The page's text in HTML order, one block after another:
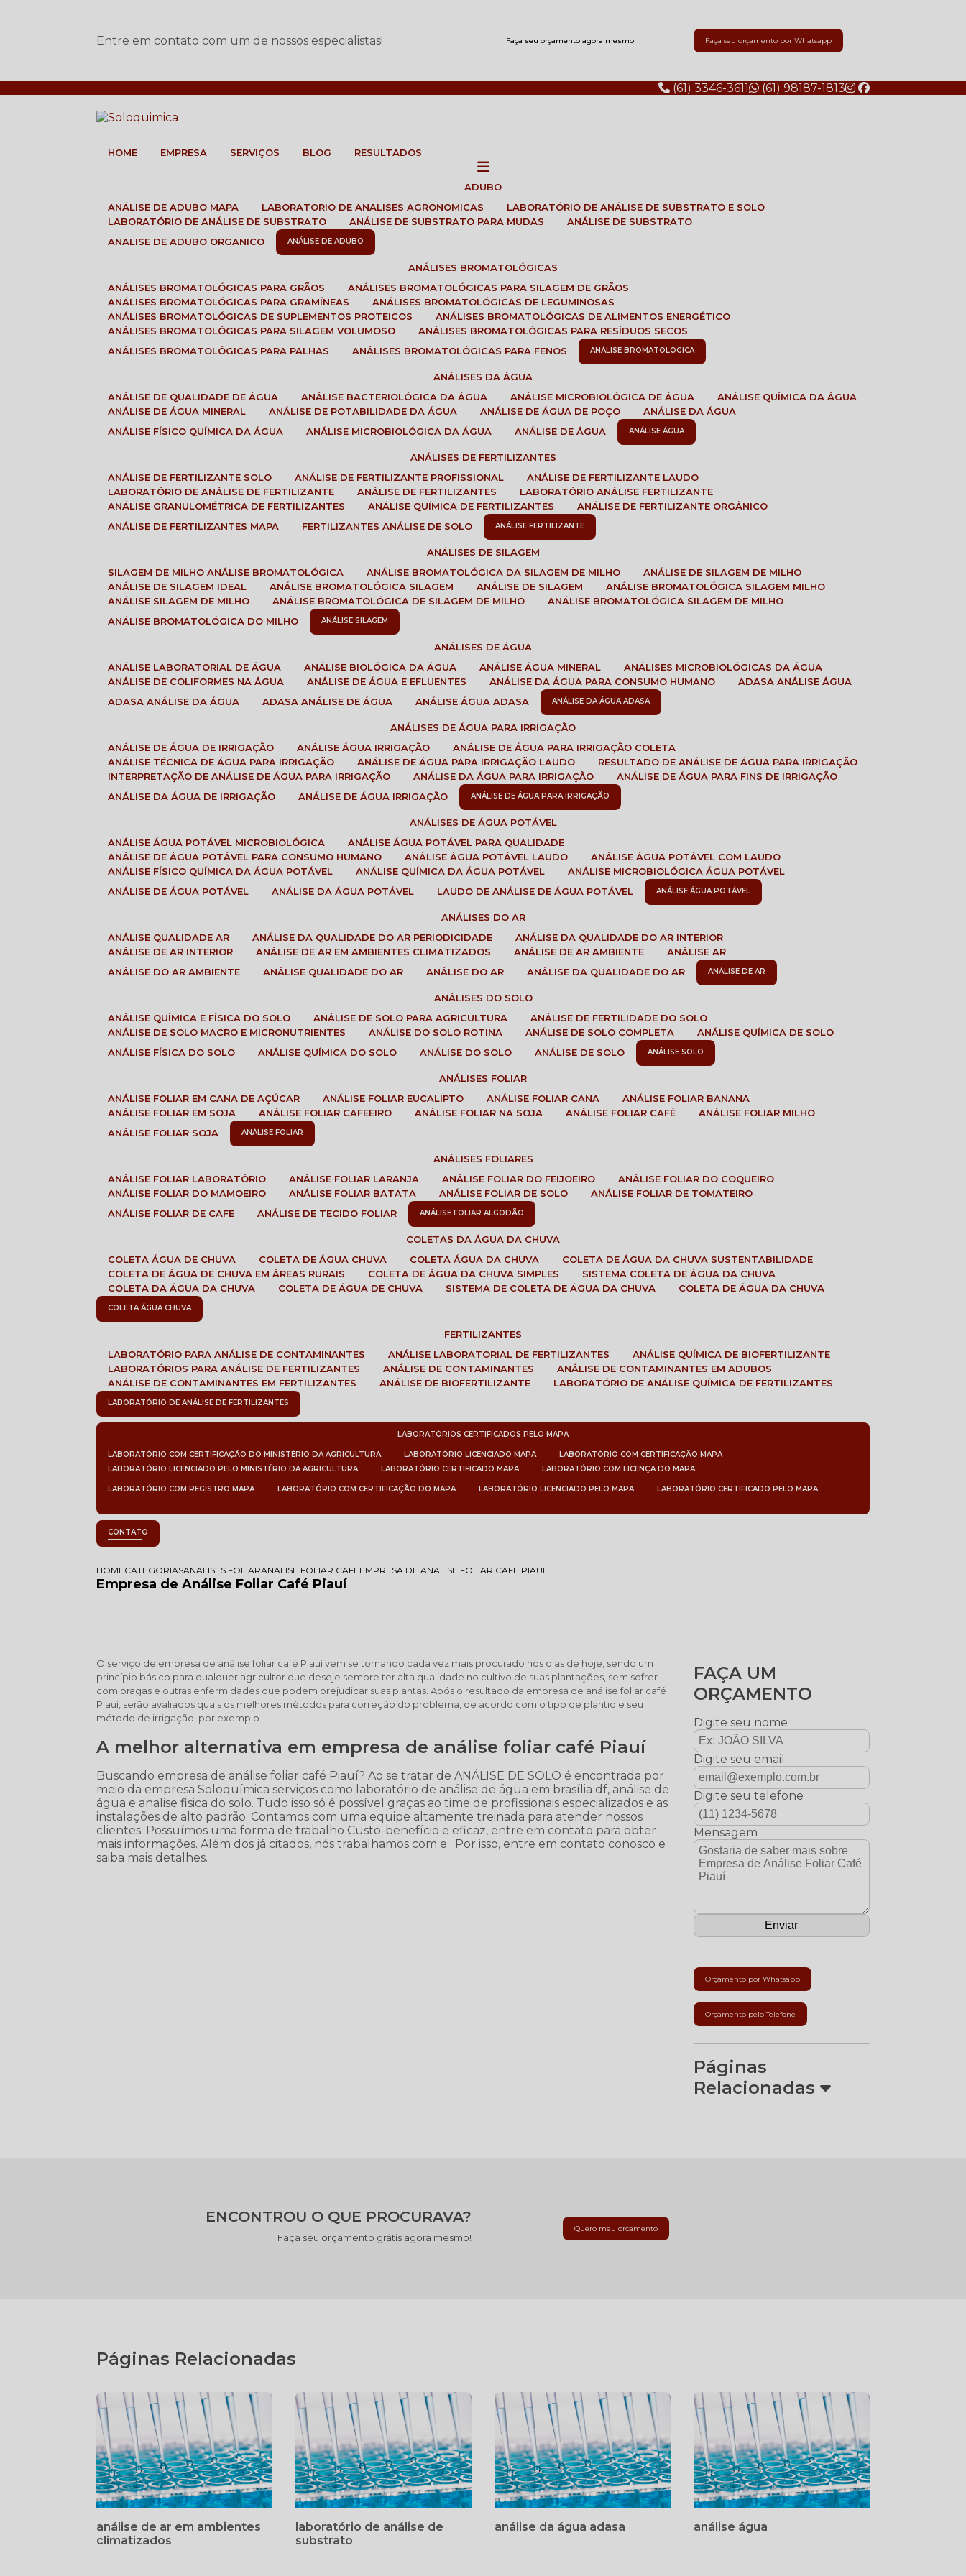
Entre em contato com um de nossos especialistas! Faça seu orçamento agora mesmo Faça seu orçamento por Whatsapp
(61) 3346-3611 (61) 98187-1813
HOME EMPRESA SERVIÇOS BLOG RESULTADOS
ADUBO
ANÁLISE DE ADUBO MAPA
LABORATORIO DE ANALISES AGRONOMICAS
LABORATÓRIO DE ANÁLISE DE SUBSTRATO E SOLO
LABORATÓRIO DE ANÁLISE DE SUBSTRATO
ANÁLISE DE SUBSTRATO PARA MUDAS
ANÁLISE DE SUBSTRATO
ANALISE DE ADUBO ORGANICO
ANÁLISE DE ADUBO
ANÁLISES BROMATOLÓGICAS
ANÁLISES BROMATOLÓGICAS PARA GRÃOS
ANÁLISES BROMATOLÓGICAS PARA SILAGEM DE GRÃOS
ANÁLISES BROMATOLÓGICAS PARA GRAMÍNEAS
ANÁLISES BROMATOLÓGICAS DE LEGUMINOSAS
ANÁLISES BROMATOLÓGICAS DE SUPLEMENTOS PROTEICOS
ANÁLISES BROMATOLÓGICAS DE ALIMENTOS ENERGÉTICO
ANÁLISES BROMATOLÓGICAS PARA SILAGEM VOLUMOSO
ANÁLISES BROMATOLÓGICAS PARA RESÍDUOS SECOS
ANÁLISES BROMATOLÓGICAS PARA PALHAS
ANÁLISES BROMATOLÓGICAS PARA FENOS ANÁLISE BROMATOLÓGICA
ANÁLISES DA ÁGUA
ANÁLISE DE QUALIDADE DE ÁGUA
ANÁLISE BACTERIOLÓGICA DA ÁGUA ANÁLISE MICROBIOLÓGICA DE ÁGUA
ANÁLISE QUÍMICA DA ÁGUA
ANÁLISE DE ÁGUA MINERAL
ANÁLISE DE POTABILIDADE DA ÁGUA ANÁLISE DE ÁGUA DE POÇO
ANÁLISE DA ÁGUA
ANÁLISE FÍSICO QUÍMICA DA ÁGUA
ANÁLISE MICROBIOLÓGICA DA ÁGUA ANÁLISE DE ÁGUA ANÁLISE ÁGUA
ANÁLISES DE FERTILIZANTES
ANÁLISE DE FERTILIZANTE SOLO
ANÁLISE DE FERTILIZANTE PROFISSIONAL
ANÁLISE DE FERTILIZANTE LAUDO
LABORATÓRIO DE ANÁLISE DE FERTILIZANTE
ANÁLISE DE FERTILIZANTES
LABORATÓRIO ANÁLISE FERTILIZANTE
ANÁLISE GRANULOMÉTRICA DE FERTILIZANTES
ANÁLISE QUÍMICA DE FERTILIZANTES
ANÁLISE DE FERTILIZANTE ORGÂNICO
ANÁLISE DE FERTILIZANTES MAPA
FERTILIZANTES ANÁLISE DE SOLO ANÁLISE FERTILIZANTE
ANÁLISES DE SILAGEM
SILAGEM DE MILHO ANÁLISE BROMATOLÓGICA
ANÁLISE BROMATOLÓGICA DA SILAGEM DE MILHO
ANÁLISE DE SILAGEM DE MILHO
ANÁLISE DE SILAGEM IDEAL
ANÁLISE BROMATOLÓGICA SILAGEM ANÁLISE DE SILAGEM
ANÁLISE BROMATOLÓGICA SILAGEM MILHO
ANÁLISE SILAGEM DE MILHO
ANÁLISE BROMATOLÓGICA DE SILAGEM DE MILHO
ANÁLISE BROMATOLÓGICA SILAGEM DE MILHO
ANÁLISE BROMATOLÓGICA DO MILHO
ANÁLISE SILAGEM
ANÁLISES DE ÁGUA
ANÁLISE LABORATORIAL DE ÁGUA
ANÁLISE BIOLÓGICA DA ÁGUA ANÁLISE ÁGUA MINERAL
ANÁLISES MICROBIOLÓGICAS DA ÁGUA
ANÁLISE DE COLIFORMES NA ÁGUA
ANÁLISE DE ÁGUA E EFLUENTES ANÁLISE DA ÁGUA PARA CONSUMO HUMANO
ADASA ANÁLISE ÁGUA
ADASA ANÁLISE DA ÁGUA
ADASA ANÁLISE DE ÁGUA ANÁLISE ÁGUA ADASA ANÁLISE DA ÁGUA ADASA
ANÁLISES DE ÁGUA PARA IRRIGAÇÃO
ANÁLISE DE ÁGUA DE IRRIGAÇÃO
ANÁLISE ÁGUA IRRIGAÇÃO
ANÁLISE DE ÁGUA PARA IRRIGAÇÃO COLETA
ANÁLISE TÉCNICA DE ÁGUA PARA IRRIGAÇÃO
ANÁLISE DE ÁGUA PARA IRRIGAÇÃO LAUDO
RESULTADO DE ANÁLISE DE ÁGUA PARA IRRIGAÇÃO
INTERPRETAÇÃO DE ANÁLISE DE ÁGUA PARA IRRIGAÇÃO
ANÁLISE DA ÁGUA PARA IRRIGAÇÃO
ANÁLISE DE ÁGUA PARA FINS DE IRRIGAÇÃO
ANÁLISE DA ÁGUA DE IRRIGAÇÃO
ANÁLISE DE ÁGUA IRRIGAÇÃO ANÁLISE DE ÁGUA PARA IRRIGAÇÃO
ANÁLISES DE ÁGUA POTÁVEL
ANÁLISE ÁGUA POTÁVEL MICROBIOLÓGICA
ANÁLISE ÁGUA POTÁVEL PARA QUALIDADE
ANÁLISE DE ÁGUA POTÁVEL PARA CONSUMO HUMANO
ANÁLISE ÁGUA POTÁVEL LAUDO
ANÁLISE ÁGUA POTÁVEL COM LAUDO
ANÁLISE FÍSICO QUÍMICA DA ÁGUA POTÁVEL
ANÁLISE QUÍMICA DA ÁGUA POTÁVEL
ANÁLISE MICROBIOLÓGICA ÁGUA POTÁVEL
ANÁLISE DE ÁGUA POTÁVEL
ANÁLISE DA ÁGUA POTÁVEL LAUDO DE ANÁLISE DE ÁGUA POTÁVEL ANÁLISE ÁGUA POTÁVEL
ANÁLISES DO AR
ANÁLISE QUALIDADE AR
ANÁLISE DA QUALIDADE DO AR PERIODICIDADE
ANÁLISE DA QUALIDADE DO AR INTERIOR
ANÁLISE DE AR INTERIOR
ANÁLISE DE AR EM AMBIENTES CLIMATIZADOS ANÁLISE DE AR AMBIENTE
ANÁLISE AR
ANÁLISE DO AR AMBIENTE
ANÁLISE QUALIDADE DO AR ANÁLISE DO AR ANÁLISE DA QUALIDADE DO AR ANÁLISE DE AR
ANÁLISES DO SOLO
ANÁLISE QUÍMICA E FÍSICA DO SOLO
ANÁLISE DE SOLO PARA AGRICULTURA
ANÁLISE DE FERTILIDADE DO SOLO
ANÁLISE DE SOLO MACRO E MICRONUTRIENTES
ANÁLISE DO SOLO ROTINA ANÁLISE DE SOLO COMPLETA
ANÁLISE QUÍMICA DE SOLO
ANÁLISE FÍSICA DO SOLO
ANÁLISE QUÍMICA DO SOLO ANÁLISE DO SOLO ANÁLISE DE SOLO ANÁLISE SOLO
ANÁLISES FOLIAR
ANÁLISE FOLIAR EM CANA DE AÇÚCAR
ANÁLISE FOLIAR EUCALIPTO ANÁLISE FOLIAR CANA
ANÁLISE FOLIAR BANANA
ANÁLISE FOLIAR EM SOJA
ANÁLISE FOLIAR CAFEEIRO ANÁLISE FOLIAR NA SOJA ANÁLISE FOLIAR CAFÉ
ANÁLISE FOLIAR MILHO
ANÁLISE FOLIAR SOJA
ANÁLISE FOLIAR
ANÁLISES FOLIARES
ANÁLISE FOLIAR LABORATÓRIO
ANÁLISE FOLIAR LARANJA ANÁLISE FOLIAR DO FEIJOEIRO
ANÁLISE FOLIAR DO COQUEIRO
ANÁLISE FOLIAR DO MAMOEIRO
ANÁLISE FOLIAR BATATA ANÁLISE FOLIAR DE SOLO
ANÁLISE FOLIAR DE TOMATEIRO
ANÁLISE FOLIAR DE CAFE
ANÁLISE DE TECIDO FOLIAR ANÁLISE FOLIAR ALGODÃO
COLETAS DA ÁGUA DA CHUVA
COLETA ÁGUA DE CHUVA
COLETA DE ÁGUA CHUVA COLETA ÁGUA DA CHUVA
COLETA DE ÁGUA DA CHUVA SUSTENTABILIDADE
COLETA DE ÁGUA DE CHUVA EM ÁREAS RURAIS
COLETA DE ÁGUA DA CHUVA SIMPLES
SISTEMA COLETA DE ÁGUA DA CHUVA
COLETA DA ÁGUA DA CHUVA
COLETA DE ÁGUA DE CHUVA SISTEMA DE COLETA DE ÁGUA DA CHUVA COLETA DE ÁGUA DA CHUVA
COLETA ÁGUA CHUVA
FERTILIZANTES
LABORATÓRIO PARA ANÁLISE DE CONTAMINANTES
ANÁLISE LABORATORIAL DE FERTILIZANTES
ANÁLISE QUÍMICA DE BIOFERTILIZANTE
LABORATÓRIOS PARA ANÁLISE DE FERTILIZANTES
ANÁLISE DE CONTAMINANTES
ANÁLISE DE CONTAMINANTES EM ADUBOS
ANÁLISE DE CONTAMINANTES EM FERTILIZANTES
ANÁLISE DE BIOFERTILIZANTE LABORATÓRIO DE ANÁLISE QUÍMICA DE FERTILIZANTES
LABORATÓRIO DE ANÁLISE DE FERTILIZANTES
LABORATÓRIOS CERTIFICADOS PELO MAPA
LABORATÓRIO COM CERTIFICAÇÃO DO MINISTÉRIO DA AGRICULTURA LABORATÓRIO LICENCIADO MAPA
LABORATÓRIO COM CERTIFICAÇÃO MAPA
LABORATÓRIO LICENCIADO PELO MINISTÉRIO DA AGRICULTURA
LABORATÓRIO CERTIFICADO MAPA LABORATÓRIO COM LICENÇA DO MAPA
LABORATÓRIO COM REGISTRO MAPA LABORATÓRIO COM CERTIFICAÇÃO DO MAPA LABORATÓRIO LICENCIADO PELO MAPA LABORATÓRIO CERTIFICADO PELO MAPA
CONTATO
HOMECATEGORIASANALISES FOLIARANALISE FOLIAR CAFEEMPRESA DE ANALISE FOLIAR CAFE PIAUI
Empresa de Análise Foliar Café Piauí
O serviço de empresa de análise foliar café Piauí vem se tornando cada vez mais procurado nos dias de hoje, sendo um
princípio básico para qualquer agricultor que deseje sempre ter alta qualidade no cultivo de suas plantações, sem sofrer
com pragas e outras enfermidades que podem prejudicar suas plantas. Após o resultado da empresa de análise foliar café
Piauí, serão avaliados quais os melhores métodos para correção do problema, de acordo com o tipo de plantio e seu
método de irrigação, por exemplo.
A melhor alternativa em empresa de análise foliar café Piauí
Buscando empresa de análise foliar café Piauí? Ao se tratar de ANÁLISE DE SOLO é encontrada por
meio da empresa Soloquímica serviços como laboratório de análise de água em brasília df, análise de
água e analise fisica do solo. Tudo isso só é possível graças ao time de profissionais especializados e as
instalações de alto padrão. Contamos com uma equipe altamente treinada para atender nossos
clientes. Possuímos uma forma de trabalho Custo-benefício e eficaz, entre em contato para obter
mais informações. Além dos já citados, nós trabalhamos com e . Por isso, entre em contato conosco e
saiba mais detalhes.
FAÇA UM
ORÇAMENTO
Digite seu nome
Digite seu email
Digite seu telefone
Mensagem
Orçamento por Whatsapp
Orçamento pelo Telefone
Páginas
Relacionadas
ENCONTROU O QUE PROCURAVA?
Faça seu orçamento grátis agora mesmo!
Quero meu orçamento
Páginas Relacionadas
análise de ar em ambientes
climatizados
laboratório de análise de
substrato
análise da água adasa análise água